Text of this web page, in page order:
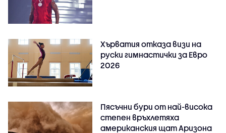
Хърватия отказа визи на
руски гимнастички за Евро
2026
Пясъчни бури от най-висока
степен връхлетяха
американския щат Аризона